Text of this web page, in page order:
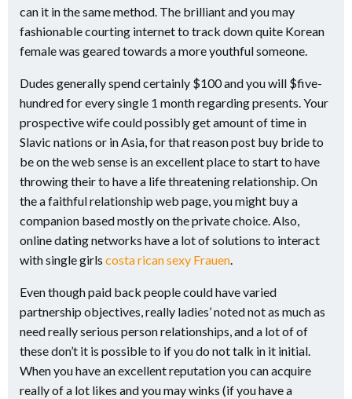
can it in the same method. The brilliant and you may
fashionable courting internet to track down quite Korean
female was geared towards a more youthful someone.
Dudes generally spend certainly $100 and you will $five-
hundred for every single 1 month regarding presents. Your
prospective wife could possibly get amount of time in
Slavic nations or in Asia, for that reason post buy bride to
be on the web sense is an excellent place to start to have
throwing their to have a life threatening relationship. On
the a faithful relationship web page, you might buy a
companion based mostly on the private choice. Also,
online dating networks have a lot of solutions to interact
with single girls costa rican sexy Frauen
Even though paid back people could have varied
partnership objectives, really ladies’ noted not as much as
need really serious person relationships, and a lot of of
these don’t it is possible to if you do not talk in it initial.
When you have an excellent reputation you can acquire
really of a lot likes and you may winks (if you have a